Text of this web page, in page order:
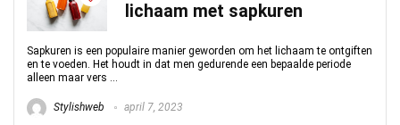
lichaam met sapkuren
Sapkuren is een populaire manier geworden om het lichaam te ontgiften
en te voeden. Het houdt in dat men gedurende een bepaalde periode
alleen maar vers ...
Stylishweb april 7, 2023